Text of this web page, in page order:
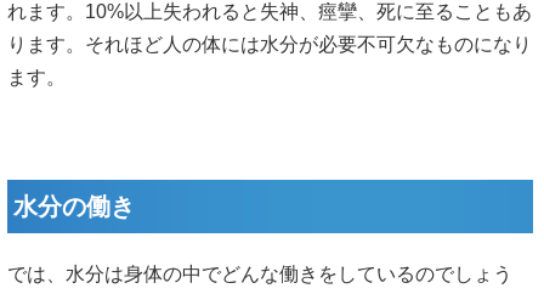
れます。10%以上失われると失神、痙攣、死に至ることもあ
ります。それほど人の体には水分が必要不可欠なものになり
ます。
水分の働き
では、水分は身体の中でどんな働きをしているのでしょう